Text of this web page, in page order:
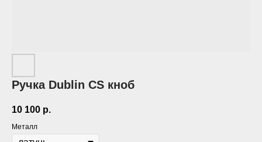
Ручка Dublin CS кноб
10 100 р.
Металл